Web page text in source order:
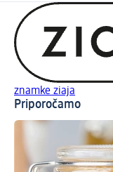
znamke ziaja
Priporočamo